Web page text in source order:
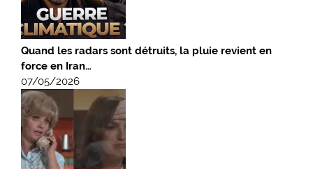
Quand les radars sont détruits, la pluie revient en
force en Iran…
07/05/2026